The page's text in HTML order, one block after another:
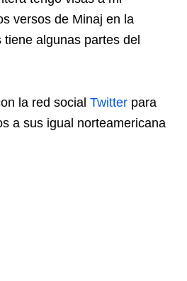
versos de Minaj en la
algunas partes del
la red social Twitter para
a sus igual norteamericana